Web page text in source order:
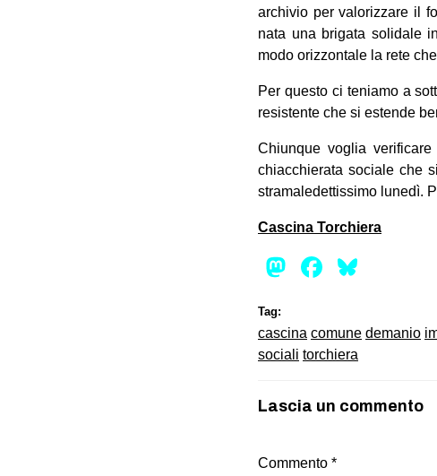
archivio per valorizzare il
nata una brigata solidale
modo orizzontale la rete
Per questo ci teniamo a
resistente che si estende
Chiunque voglia
chiacchierata sociale che
stramaledettissimo lunedì.
Cascina Torchiera
Mastodon
Facebook
Tag:
cascina comune demanio
sociali torchiera
Lascia un commento
Commento *